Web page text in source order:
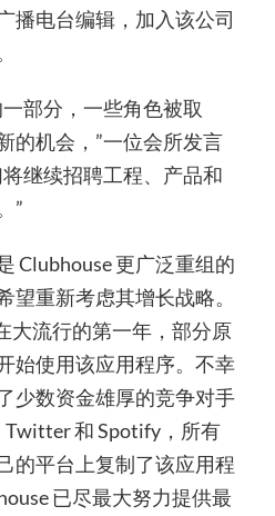
播电台编辑，加入该公司
部分，一些角色被取
的机会，”一位会所发言
将继续招聘工程、产品和
”
Clubhouse 更广泛重组的
望重新考虑其增长战略。
大流行的第一年，部分原
始使用该应用程序。不幸
少数资金雄厚的竞争对手
和 Spotify，所有
的平台上复制了该应用程
已尽最大努力提供最